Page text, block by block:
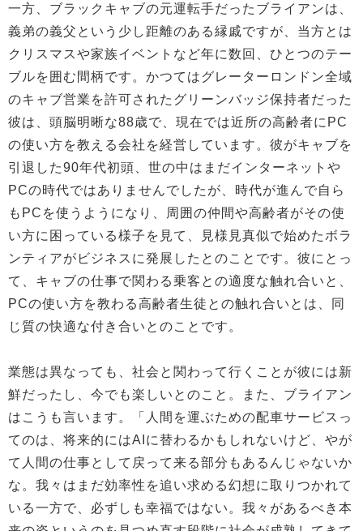
一方、ブラックキャブの元運転手だったブライアンは、
義弟の義父という少し距離のある縁戚ですが、当方とは
クリスマスや家族イベントなど年に数回、ひとつのテー
ブルを囲む間柄です。かつてはグレーターロンドン全域
のキャブ営業を許可されたグリーンバッジ保持者だった
彼は、頭脳明晰な88歳で、現在では近所の高齢者にPC
の使い方を教える会社を経営しています。彼がキャブを
引退した90年代初頭、世の中はまだインターネットや
PCの時代ではありませんでしたが、時代が進んで自ら
もPCを使うようになり、周囲の仲間や高齢者がその使
い方に困っている様子を見て、見様見真似で始めたボラ
ンティアがビジネスに発展したとのことです。彼にとっ
て、キャブの仕事で関わる乗客との適度な触れ合いと、
PCの使い方を教わる高齢者生徒との触れ合いとは、同
じ質の快適な付き合いとのことです。
業態は異なっても、社会と関わって行くことが彼には新
鮮だったし、今でも楽しいとのこと。また、ブライアン
はこうも言います。「人間を運ぶための配車サービスっ
てのは、将来的にはAIに替わるかもしれないけど、やが
て人間の仕事として戻って来る部分もあるんじゃないか
な。我々はまだ効率性を追い求める幻想に取りつかれて
いる一方で、必ずしも幸福ではない。我々があるべき本